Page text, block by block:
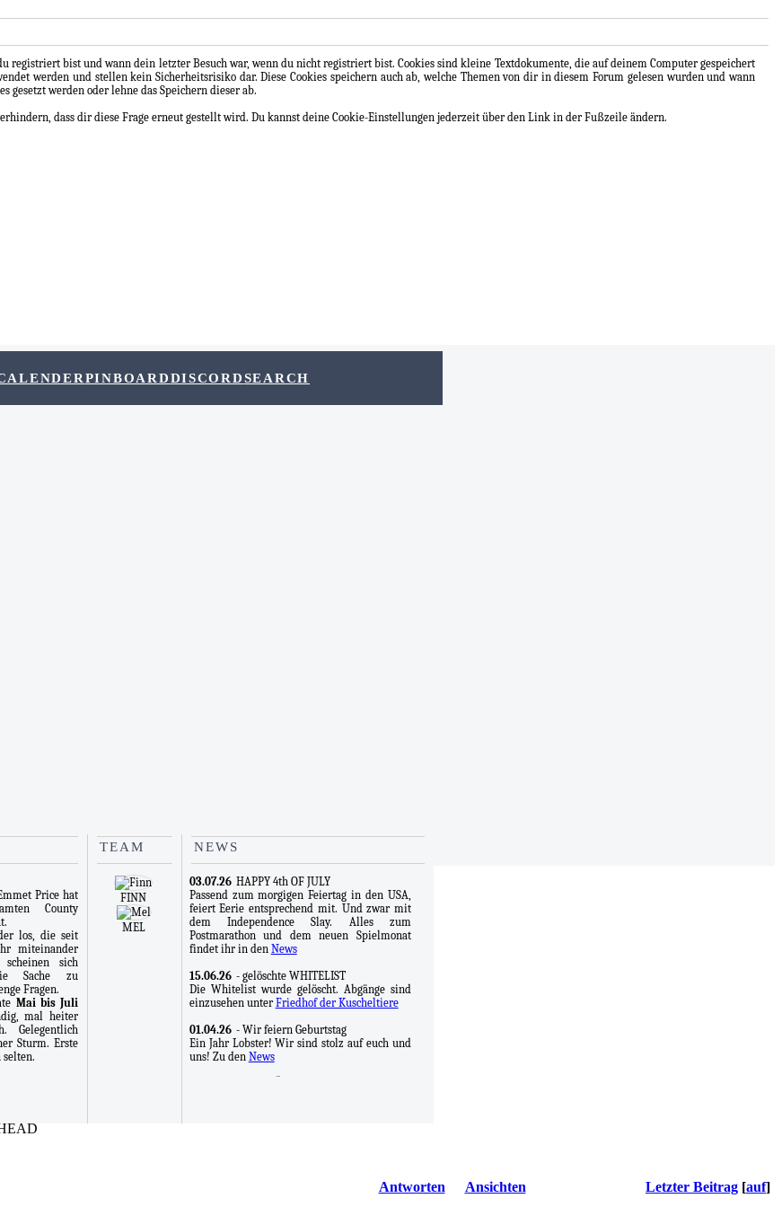
registriert bist und wann dein letzter Besuch war, wenn du nicht registriert bist. Cookies sind kleine Textdokumente, die auf deinem Computer gespeichert
werden und stellen kein Sicherheitsrisiko dar. Diese Cookies speichern auch ab, welche Themen von dir in diesem Forum gelesen wurden und wann
gesetzt werden oder lehne das Speichern dieser ab.
dass dir diese Frage erneut gestellt wird. Du kannst deine Cookie-Einstellungen jederzeit über den Link in der Fußzeile ändern.
PINBOARDDISCORDSEARCH
Price hat
County
los, die seit
miteinander
scheinen sich
Sache zu
Fragen.
Mai bis Juli
mal heiter
Gelegentlich
Sturm. Erste
selten.
TEAM
FINN
MEL
NEWS
03.07.26 HAPPY 4th OF JULY
Passend zum morgigen Feiertag in den USA,
feiert Eerie entsprechend mit. Und zwar mit
dem Independence Slay. Alles zum
Postmarathon und dem neuen Spielmonat
findet ihr in den News
15.06.26 - gelöschte WHITELIST
Die Whitelist wurde gelöscht. Abgänge sind
einzusehen unter Friedhof der Kuscheltiere
01.04.26 - Wir feiern Geburtstag
Ein Jahr Lobster! Wir sind stolz auf euch und
uns! Zu den News
Viel Spaß allen, dieAntworten Ansichten Letzter Beitrag [auf]